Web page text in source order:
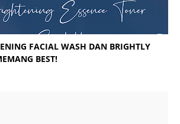
FACIAL WASH DAN BRIGHTLY
BEST!